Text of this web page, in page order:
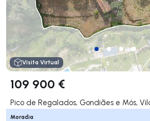
Visita Virtual
109 900 €
Pico de Regalados, Gondiães e Mós,
Moradia